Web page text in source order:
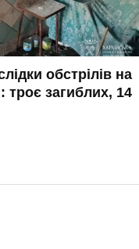
обстрілів на
троє загиблих, 14